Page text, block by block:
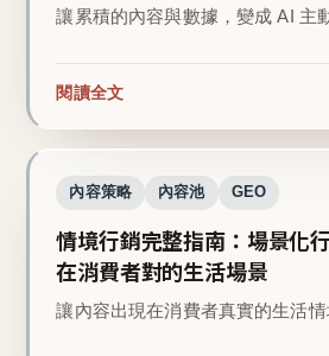
讓累積的內容與數據，變成 AI 主
閱讀全文
內容策略 內容池 GEO
情境行銷完整指南：場景化
在消費者對的生活場景
讓內容出現在消費者真實的生活情